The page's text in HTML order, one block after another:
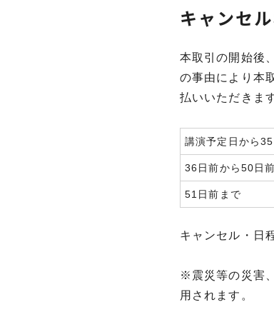
キャンセ
本取引の開始後
の事由により本
払いいただきま
講演予定日から
36日前から50日
51日前まで
キャンセル・日
※震災等の災害
用されます。